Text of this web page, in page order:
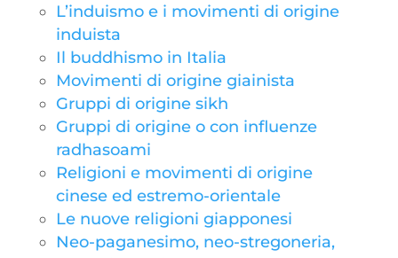
L’induismo e i movimenti di origine
induista
Il buddhismo in Italia
Movimenti di origine giainista
Gruppi di origine sikh
Gruppi di origine o con influenze
radhasoami
Religioni e movimenti di origine
cinese ed estremo-orientale
Le nuove religioni giapponesi
Neo-paganesimo, neo-stregoneria,